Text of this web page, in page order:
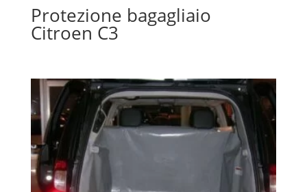
Protezione bagagliaio
Citroen C3